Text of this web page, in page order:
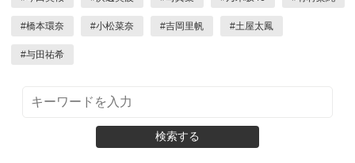
#橋本環奈 #小松菜奈 #吉岡里帆 #土屋太鳳
#与田祐希
検索する